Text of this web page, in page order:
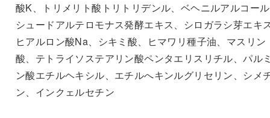
酸K、トリメリト酸トリトリデンル、ベヘニルアルコー
シュードアルテロモナス発酵エキス、シロガラシ芽エキ
ヒアルロン酸Na、シキミ酸、ヒマワリ種子油、マスリン
酸、テトライソステアリン酸ペンタエリスリチル、パル
ン酸エチルヘキシル、エチルへキンルグリセリン、シメ
ン、インクェルセチン